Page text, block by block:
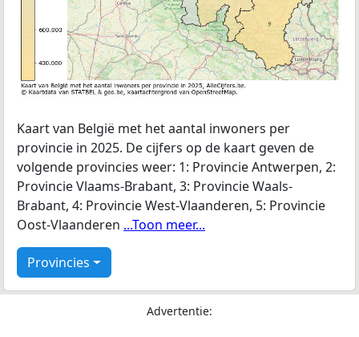
Kaart van België met het aantal inwoners per
provincie in 2025. De cijfers op de kaart geven de
volgende provincies weer: 1: Provincie Antwerpen, 2:
Provincie Vlaams-Brabant, 3: Provincie Waals-
Brabant, 4: Provincie West-Vlaanderen, 5: Provincie
Oost-Vlaanderen ...Toon meer...
Provincies
Advertentie: